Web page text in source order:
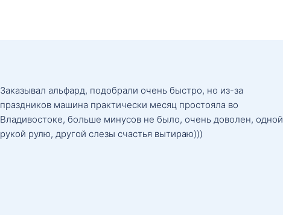
Заказывал альфард, подобрали очень быстро, но из-за
праздников машина практически месяц простояла во
Владивостоке, больше минусов не было, очень доволен, одной
рукой рулю, другой слезы счастья вытираю)))